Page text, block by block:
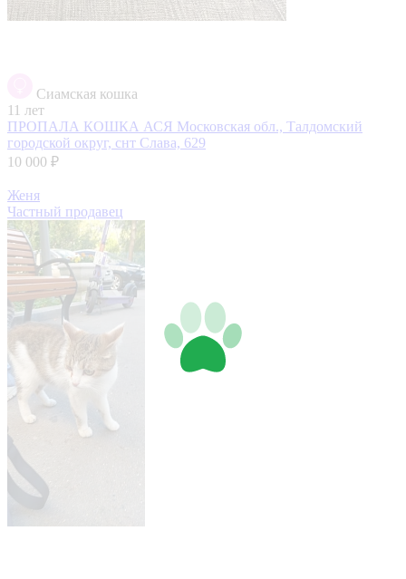
Сиамская кошка
11 лет
ПРОПАЛА КОШКА АСЯ Московская обл., Талдомский
городской округ, снт Слава, 629
10 000 ₽
Женя
Частный продавец